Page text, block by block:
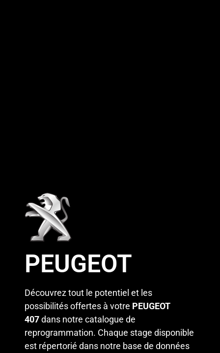
PEUGEOT
Découvrez tout le potentiel et les
possibilités offertes à votre PEUGEOT
407dans notre catalogue de
reprogrammation. Chaque stage disponible
est répertorié dans notre base de données